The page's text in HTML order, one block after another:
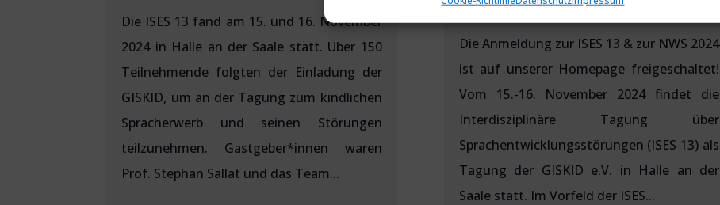
Die ISES 13 fand am 15. und 16. November
2024 in Halle an der Saale statt. Über 150
Teilnehmende folgten der Einladung der
GISKID, um an der Tagung zum kindlichen
Spracherwerb und seinen Störungen
teilzunehmen. Gastgeber*innen waren
Prof. Stephan Sallat und das Team...
Die Anmeldung zur ISES 13 & zur NWS 2024
ist auf unserer Homepage freigeschaltet!
Vom 15.-16. November 2024 findet die
Interdisziplinäre Tagung über
Sprachentwicklungsstörungen (ISES 13) als
Tagung der GISKID e.V. in Halle an der
Saale statt. Im Vorfeld der ISES...